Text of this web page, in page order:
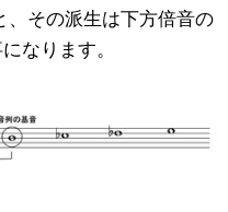
、その派生は下方倍音の
なります。